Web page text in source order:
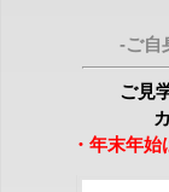
-ご自
ご見
・年末年